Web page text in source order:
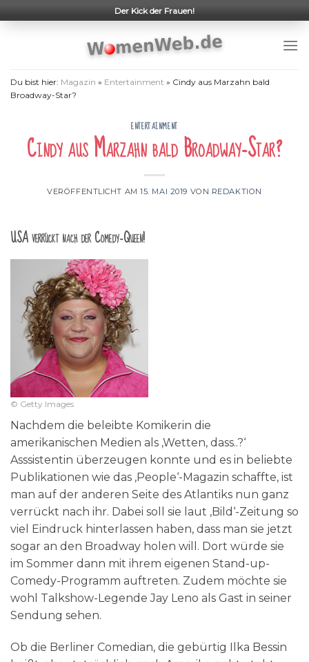
to
Der Kick der Frauen!
Du bist hier: Magazin » Entertainment » Cindy aus Marzahn bald
Broadway-Star?
ENTERTAINMENT
Cindy aus Marzahn bald Broadway-Star?
VERÖFFENTLICHT AM15. MAI 2019 VON REDAKTION
USA verrückt nach der Comedy-Queen!
© Getty Images
Nachdem die beleibte Komikerin die
amerikanischen Medien als ‚Wetten, dass..?‘
Asssistentin überzeugen konnte und es in beliebte
Publikationen wie das ‚People‘-Magazin schaffte, ist
man auf der anderen Seite des Atlantiks nun ganz
verrückt nach ihr. Dabei soll sie laut ‚Bild‘-Zeitung so
viel Eindruck hinterlassen haben, dass man sie jetzt
sogar an den Broadway holen will. Dort würde sie
im Sommer dann mit ihrem eigenen Stand-up-
Comedy-Programm auftreten. Zudem möchte sie
wohl Talkshow-Legende Jay Leno als Gast in seiner
Sendung sehen.
Ob die Berliner Comedian, die gebürtig Ilka Bessin